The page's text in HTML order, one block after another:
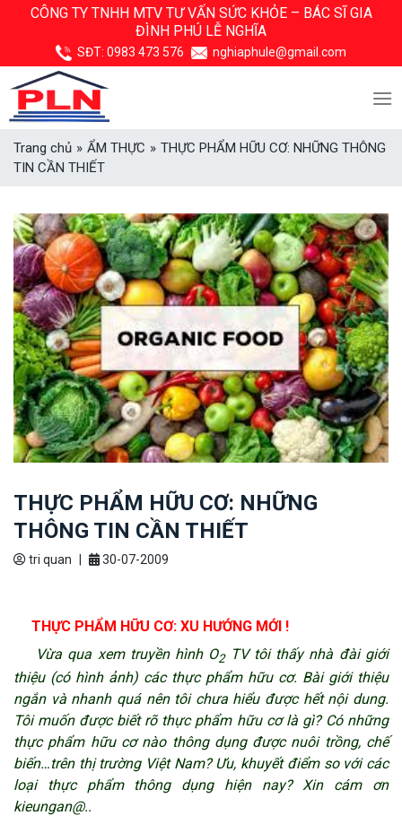
CÔNG TY TNHH MTV TƯ VẤN SỨC KHỎE – BÁC SĨ GIA
ĐÌNH PHÚ LỄ NGHĨA
SĐT: 0983 473 576 nghiaphule@gmail.com
Trang chủ » ẨM THỰC » THỰC PHẨM HỮU CƠ: NHỮNG THÔNG
TIN CẦN THIẾT
THỰC PHẨM HỮU CƠ: NHỮNG
THÔNG TIN CẦN THIẾT
tri quan 30-07-2009
THỰC PHẨM HỮU CƠ: XU HƯỚNG MỚI !
Vừa qua xem truyền hình O2TV tôi thấy nhà đài giới
thiệu (có hình ảnh) các thực phẩm hữu cơ. Bài giới thiệu
ngắn và nhanh quá nên tôi chưa hiểu được hết nội dung.
Tôi muốn được biết rõ thực phẩm hữu cơ là gì? Có những
thực phẩm hữu cơ nào thông dụng được nuôi trồng, chế
biến…trên thị trường Việt Nam? Ưu, khuyết điểm so với các
loại thực phẩm thông dụng hiện nay? Xin cám ơn
kieungan@..